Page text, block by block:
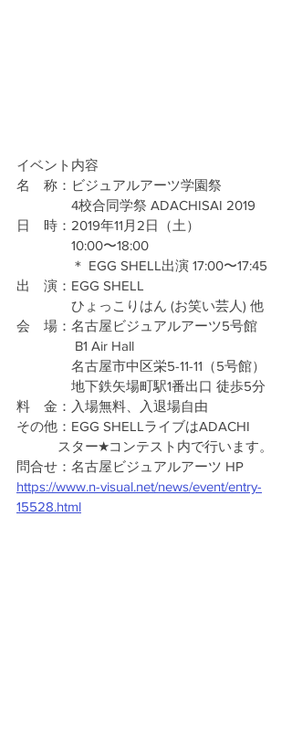
イベント内容
名　称：ビジュアルアーツ学園祭
4校合同学祭 ADACHISAI 2019
日　時：2019年11月2日（土）
10:00〜18:00
＊ EGG SHELL出演 17:00〜17:45
出　演：EGG SHELL
ひょっこりはん (お笑い芸人) 他
会　場：名古屋ビジュアルアーツ5号館
B1 Air Hall
名古屋市中区栄5-11-11（5号館）
地下鉄矢場町駅1番出口 徒歩5分
料　金：入場無料、入退場自由
その他：EGG SHELLライブはADACHI
スター★コンテスト内で行います。
問合せ：名古屋ビジュアルアーツ HP
https://www.n-visual.net/news/event/entry-
15528.html